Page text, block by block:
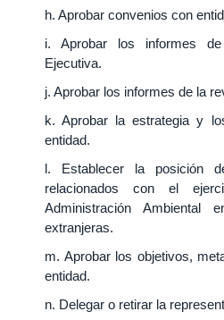
h. Aprobar convenios con
i. Aprobar los informes
Ejecutiva.
j. Aprobar los informes de la
k. Aprobar la estrategia y
entidad.
l. Establecer la posición
relacionados con el
Administración Ambiental
extranjeras.
m. Aprobar los objetivos,
entidad.
n. Delegar o retirar la